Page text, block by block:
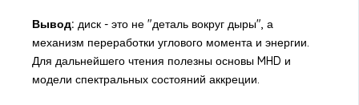
Вывод: диск - это не "деталь вокруг дыры", а
механизм переработки углового момента и энергии.
Для дальнейшего чтения полезны основы MHD и
модели спектральных состояний аккреции.